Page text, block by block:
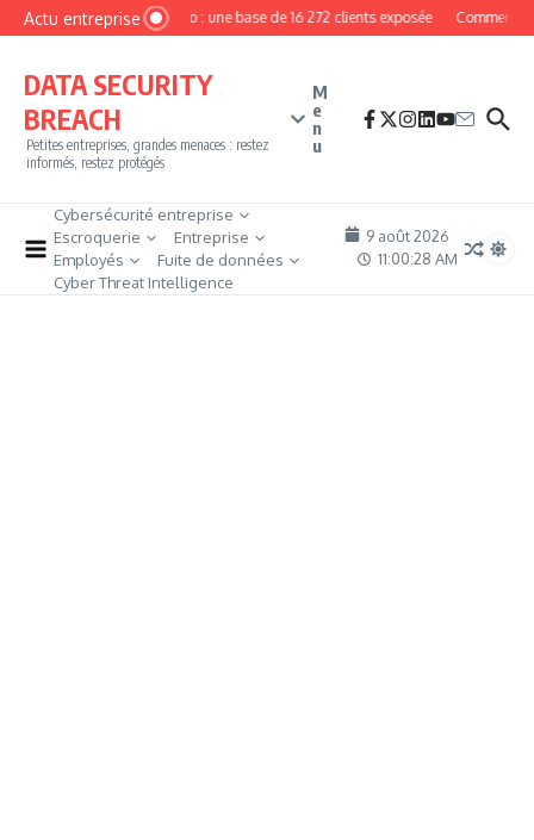
Aller au contenu
Actu entrepriseMyPhoto : une base de 16 272 clients exposée Comment
DATA SECURITY
BREACH
Petites entreprises, grandes menaces : restez
informés, restez protégés
M
e
n
u
Cybersécurité entreprise
Escroquerie
Entreprise
Employés
Fuite de données
Cyber Threat Intelligence
9 août 2026
11:00:28 AM